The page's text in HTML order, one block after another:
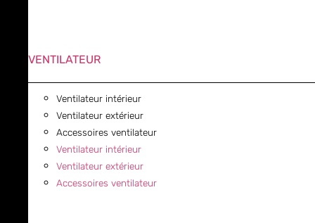
VENTILATEUR
Ventilateur intérieur
Ventilateur extérieur
Accessoires ventilateur
Ventilateur intérieur
Ventilateur extérieur
Accessoires ventilateur